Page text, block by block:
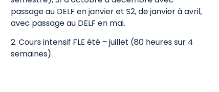
passage au DELF en janvier et S2, de janvier à avril,
avec passage au DELF en mai.
2. Cours intensif FLE été – juillet (80 heures sur 4
semaines).